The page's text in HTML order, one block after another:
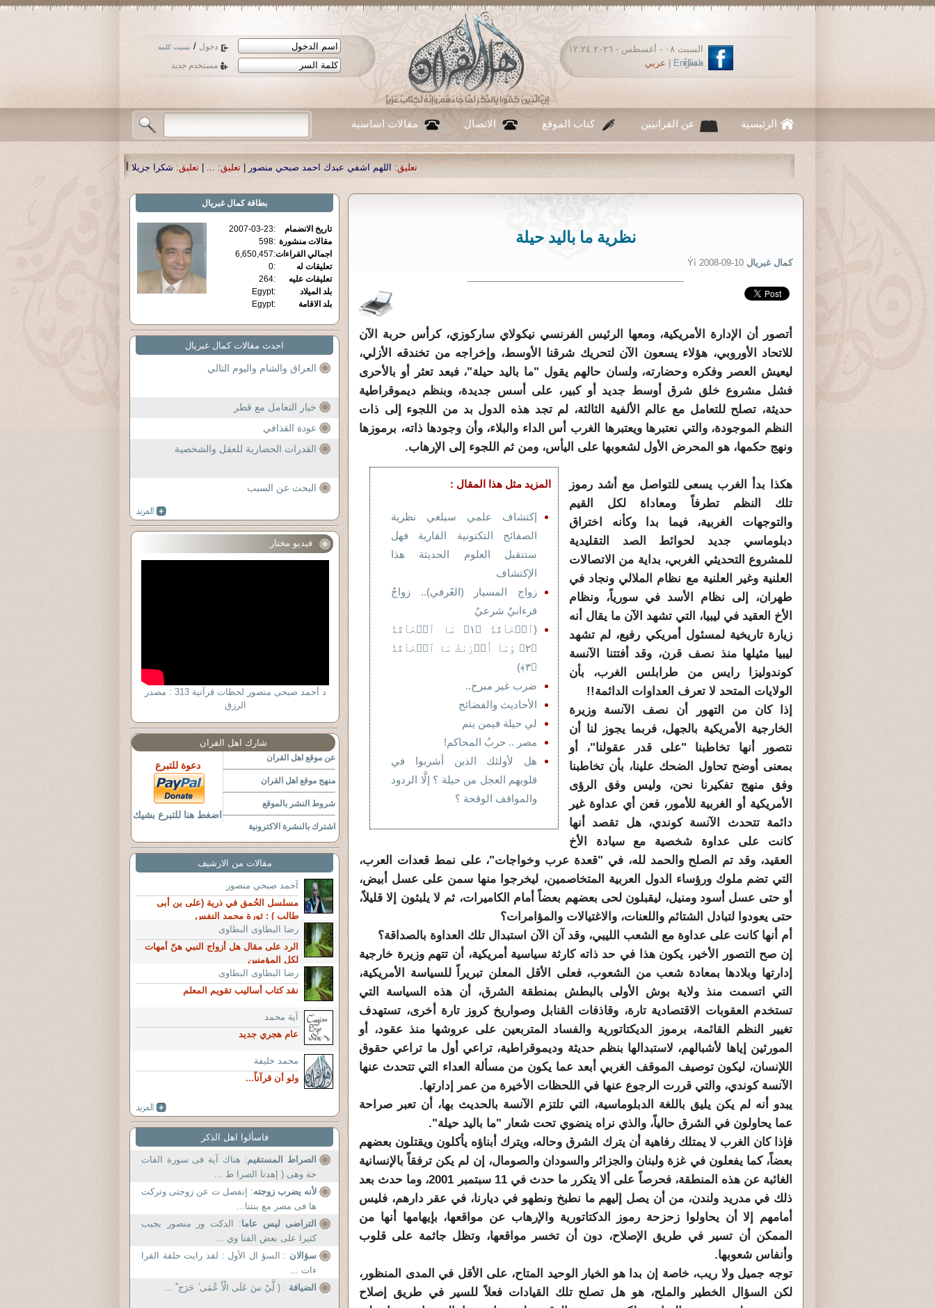
دخول / نسيت كلمة
مستخدم جديد
السبت ٠٨ - أغسطس - ٢٠٢٦ ١٢:٢٤
مساءً
English عربي
الرئيسية عن القرانيين كتاب الموقع الاتصال مقالات اساسية
اللهم اشفي عبدك احمد صبحي منصور تعليق: ...
| تعليق: شكرا جزيلا أستاذ حمد الحمد .أكرمكم الله .
نظرية ما باليد حيلة
كمال غبريال Ýí 2008-09-10
أتصور أن الإدارة الأمريكية، ومعها الرئيس الفرنسي نيكولاي ساركوزي، كرأس حربة الآن
للاتحاد الأوروبي، هؤلاء يسعون الآن لتحريك شرقنا الأوسط، وإخراجه من تخندقه الأزلي،
ليعيش العصر وفكره وحضارته، ولسان حالهم يقول "ما باليد حيلة"، فبعد تعثر أو بالأحرى
فشل مشروع خلق شرق أوسط جديد أو كبير، على أسس جديدة، وبنظم ديموقراطية
حديثة، تصلح للتعامل مع عالم الألفية الثالثة، لم تجد هذه الدول بد من اللجوء إلى ذات
النظم الموجودة، والتي نعتبرها ويعتبرها الغرب أس الداء والبلاء، وأن وجودها ذاته، برموزها
ونهج حكمها، هو المحرض الأول لشعوبها على اليأس، ومن ثم اللجوء إلى الإرهاب.
المزيد مثل هذا المقال :
إكتشاف علمي سيلغي نظرية
الصفائح التكتونية القارية فهل
ستتقبل العلوم الحديثة هذا
الإكتشاف
زواج المسيار (العًرفي).. زواجٌ
قرءانيٌ شرعيٌ
(ٱلۡحَآقَّةُ ﴿١﴾ مَا ٱلۡحَآقَّةُ
﴿٢﴾ وَمَآ أَدۡرَىٰكَ مَا ٱلۡحَآقَّةُ
﴿٣﴾)
ضرب غير مبرح..
الأحاديث والفضائح
لي حيلة فيمن ينم
مصر .. حربُ المحاكم!
هل لأولئك الذين أشربوا في
قلوبهم العجل من حيلة ؟ إلَّا الردود
والمواقف الوقحة ؟
هكذا بدأ الغرب يسعى للتواصل مع أشد رموز
تلك النظم تطرفاً ومعاداة لكل القيم
والتوجهات الغربية، فيما بدا وكأنه اختراق
دبلوماسي جديد لحوائط الصد التقليدية
للمشروع التحديثي الغربي، بداية من الاتصالات
العلنية وغير العلنية مع نظام الملالي ونجاد في
طهران، إلى نظام الأسد في سورياً، ونظام
الأخ العقيد في ليبيا، التي تشهد الآن ما يقال أنه
زيارة تاريخية لمسئول أمريكي رفيع، لم تشهد
ليبيا مثيلها منذ نصف قرن، وقد أفتتنا الآنسة
كوندوليزا رايس من طرابلس الغرب، بأن
الولايات المتحد لا تعرف العداوات الدائمة!!
إذا كان من التهور أن نصف الآنسة وزيرة
الخارجية الأمريكية بالجهل، فربما يجوز لنا أن
نتصور أنها تخاطبنا "على قدر عقولنا"، أو
بمعنى أوضح تحاول الضحك علينا، بأن تخاطبنا
وفق منهج تفكيرنا نحن، وليس وفق الرؤى
الأمريكية أو الغربية للأمور، فعن أي عداوة غير
دائمة تتحدث الآنسة كوندي، هل تقصد أنها
كانت على عداوة شخصية مع سيادة الأخ
العقيد، وقد تم الصلح والحمد لله، في "قعدة عرب وخواجات"، على نمط قعدات العرب،
التي تضم ملوك ورؤساء الدول العربية المتخاصمين، ليخرجوا منها سمن على عسل أبيض،
أو حتى عسل أسود ومنيل، ليقبلون لحى بعضهم بعضاً أمام الكاميرات، ثم لا يلبثون إلا قليلاً،
حتى يعودوا لتبادل الشتائم واللعنات، والاغتيالات والمؤامرات؟
أم أنها كانت على عداوة مع الشعب الليبي، وقد آن الآن استبدال تلك العداوة بالصداقة؟
إن صح التصور الأخير، يكون هذا في حد ذاته كارثة سياسية أمريكية، أن تتهم وزيرة خارجية
إدارتها وبلادها بمعادة شعب من الشعوب، فعلى الأقل المعلن تبريراً للسياسة الأمريكية،
التي اتسمت منذ ولاية بوش الأولى بالبطش بمنطقة الشرق، أن هذه السياسة التي
تستخدم العقوبات الاقتصادية تارة، وقاذفات القنابل وصواريخ كروز تارة أخرى، تستهدف
تغيير النظم القائمة، برموز الديكتاتورية والفساد المتربعين على عروشها منذ عقود، أو
المورثين إياها لأشبالهم، لاستبدالها بنظم حديثة وديموقراطية، تراعي أول ما تراعي حقوق
اللإنسان، ليكون توصيف الموقف الغربي أبعد عما يكون من مسألة العداء التي تتحدث عنها
الآنسة كوندي، والتي قررت الرجوع عنها في اللحظات الأخيرة من عمر إدارتها.
يبدو أنه لم يكن يليق باللغة الدبلوماسية، التي تلتزم الآنسة بالحديث بها، أن تعبر صراحة
عما يحاولون في الشرق حالياً، والذي نراه ينضوي تحت شعار "ما باليد حيلة".
فإذا كان الغرب لا يمتلك رفاهية أن يترك الشرق وحاله، ويترك أبناؤه يأكلون ويقتلون بعضهم
بعضاً، كما يفعلون في غزة ولبنان والجزائر والسودان والصومال، إن لم يكن ترفقاً بالإنسانية
الغائبة عن هذه المنطقة، فحرصاً على ألا يتكرر ما حدث في 11 سبتمبر 2001، وما حدث بعد
ذلك في مدريد ولندن، من أن يصل إليهم ما نطبخ ونطهو في ديارنا، في عقر دارهم، فليس
أمامهم إلا أن يحاولوا زحزحة رموز الدكتاتورية والإرهاب عن مواقعها، بإيهامها أنها من
الممكن أن تسير في طريق الإصلاح، دون أن تخسر مواقعها، وتظل جاثمة على قلوب
وأنفاس شعوبها.
توجه جميل ولا ريب، خاصة إن بدا هو الخيار الوحيد المتاح، على الأقل في المدى المنظور،
لكن السؤال الخطير والملح، هو هل تصلح تلك القيادات فعلاً للسير في طريق إصلاح
بطاقةكمال غبريال
تاريخ الانضمام :
2007-03-23
مقالات منشورة :
598
اجمالي القراءات:
6,650,457
تعليقات له
:
0
تعليقات عليه
:
264
بلد الميلاد
:
Egypt
بلد الاقامة
:
Egypt
احدث مقالات كمال غبريال
العراق والشام واليوم التالي
خيار التعامل مع قطر
عودة القذافي
القدرات الحضارية للعقل والشخصية
البحث عن السبب
فيديو مختار
د أحمد صبحى منصور لحظات قرآنية 313 : مصدر
الرزق
شارك اهل القران
عن موقع اهل القران
منهج موقع اهل القران
شروط النشر بالموقع
اشترك بالنشرة الاكترونية
دعوة للتبرع
اضغط هنا للتبرع بشيك
مقالات من الارشيف
آحمد صبحي منصور
مسلسل الحُمق في ذرية (على بن أبى
طالب ) : ثورة محمد النفس
رضا البطاوى البطاوى
الرد على مقال هل أزواج النبي هنّ أمهات
لكل المؤمنين
رضا البطاوى البطاوى
نقد كتاب أساليب تقويم المعلم
آية محمد
عام هجري جديد
محمد خليفة
ولو أن قرآناً...
فاسألوا اهل الذكر
الصراط المستقيم: هناك آية فى سورة الفات
حة وهى ( إهدنا الصرا ط ...
لأنه يضرب زوجته: إنفصل ت عن زوجتى وتركت
ها فى مصر مع بنتنا...
التراضى ليس عاما: الدكت ور منصور يجيب
كثيرا على بعض الفتا وي ...
سؤالان : السؤ ال الأول : لقد رايت حلقة القرا
ءات ...
الضيافة : ( لَّيْ سَ عَلَى الْأَ عْمَى ٰ حَرَج ٌ ...